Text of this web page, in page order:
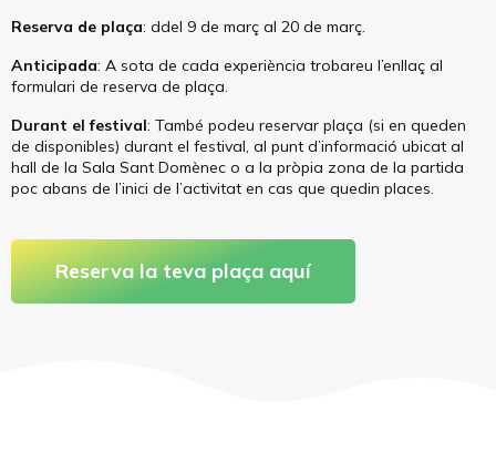
Reserva de plaça: ddel 9 de març al 20 de març.
Anticipada: A sota de cada experiència trobareu l’enllaç al
formulari de reserva de plaça.
Durant el festival: També podeu reservar plaça (si en queden
de disponibles) durant el festival, al punt d’informació ubicat al
hall de la Sala Sant Domènec o a la pròpia zona de la partida
poc abans de l’inici de l’activitat en cas que quedin places.
Reserva la teva plaça aquí